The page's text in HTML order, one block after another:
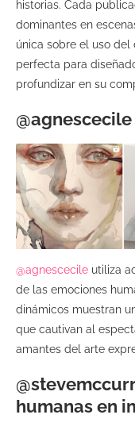
historias. Cada
dominantes en
única sobre el uso del
perfecta para
profundizar en su
@agnescecile utiliza
de las emociones
dinámicos muestran
que cautivan al
amantes del arte
humanas en